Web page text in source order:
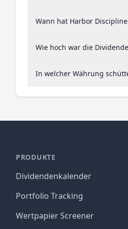
Wann hat Harbor
Wie hoch war die
In welcher Währung
PRODUKTE
Dividendenkalender
Portfolio Tracking
Wertpapier Screener